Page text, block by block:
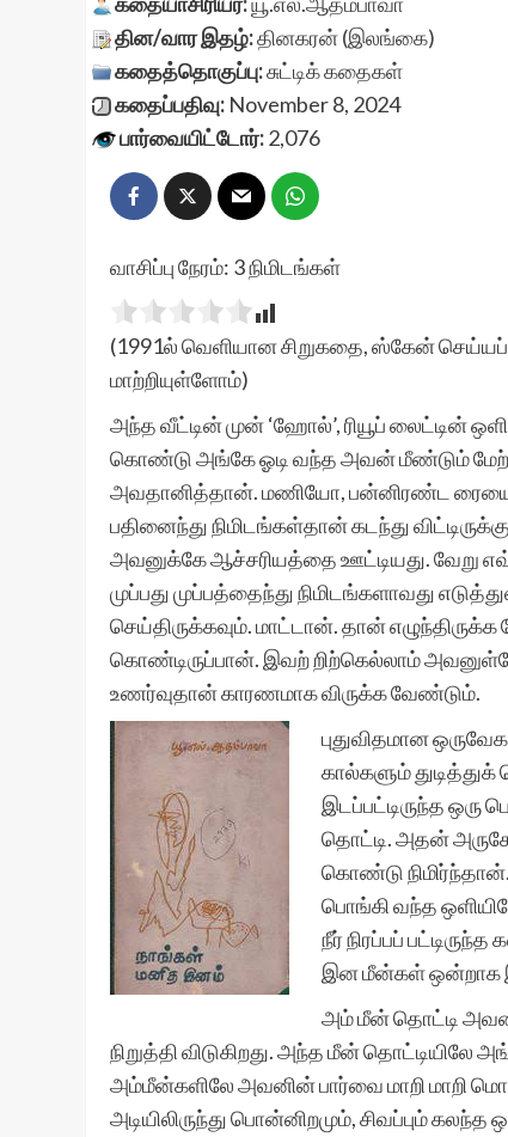
தின/வார இதழ்:தினகரன் (இலங்கை)
கதைத்தொகுப்பு:சுட்டிக் கதைகள்
கதைப்பதிவு: November 8, 2024
பார்வையிட்டோர்:2,076
வாசிப்பு நேரம்: 3நிமிடங்கள்
(1991ல் வெளியான சிறுகதை, ஸ்கேன்
மாற்றியுள்ளோம்)
அந்த வீட்டின் முன் ‘ஹோல்’, ரியூப் லைட்டின்
கொண்டு அங்கே ஓடி வந்த அவன் மீண்டும்
அவதானித்தான். மணியோ, பன்னிரண்ட ரையை
பதினைந்து நிமிடங்கள்தான் கடந்து
அவனுக்கே ஆச்சரியத்தை ஊட்டியது. வேறு
முப்பது முப்பத்தைந்து நிமிடங்களாவது
செய்திருக்கவும். மாட்டான். தான்
கொண்டிருப்பான். இவற் றிற்கெல்லாம்
உணர்வுதான் காரணமாக விருக்க வேண்டும்.
புதுவிதமான
கால்களும்
இடப்பட்டிருந்த ஒரு
தொட்டி. அதன் அருகே
கொண்டு
பொங்கி வந்த
நீர் நிரப்பப்
இன மீன்கள் ஒன்றாக
அம் மீன் தொட்டி
நிறுத்தி விடுகிறது. அந்த மீன் தொட்டியிலே
அம்மீன்களிலே அவனின் பார்வை மாறி மாறி
அடியிலிருந்து பொன்னிறமும், சிவப்பும்